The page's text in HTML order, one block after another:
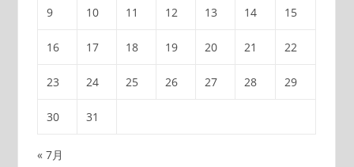
9 10 11 12 13 14 15
16 17 18 19 20 21 22
23 24 25 26 27 28 29
30 31
« 7月